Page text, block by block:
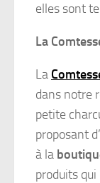
elles sont
La
La
dans notre
petite
proposant
à la
produits